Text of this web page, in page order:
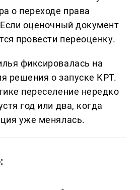
о переходе права
оценочный документ
провести переоценку.
фиксировалась на
решения о запуске КРТ.
переселение нередко
год или два, когда
уже менялась.